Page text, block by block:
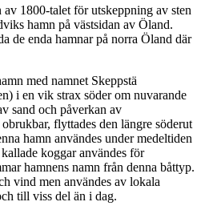
1800-talet för utskeppning av sten
hamn på västsidan av Öland.
de enda hamnar på norra Öland där
med namnet Skeppstä
i en vik strax söder om nuvarande
sand och påverkan av
flyttades den längre söderut
hamn användes under medeltiden
koggar användes för
hamnens namn från denna båttyp.
vind men användes av lokala
till viss del än i dag.